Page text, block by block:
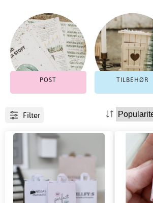
POST TILBEHØR
Filter